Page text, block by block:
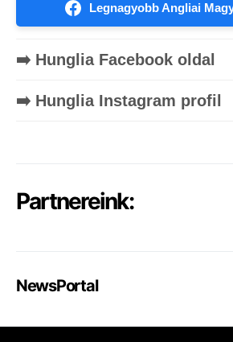
Legnagyobb Angliai
➡️ Hunglia Facebook oldal
➡️ Hunglia Instagram profil
Partnereink:
NewsPortal